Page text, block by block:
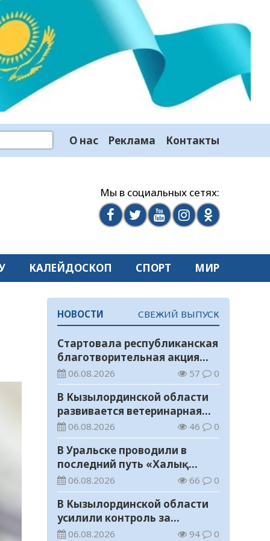
О нас Реклама Контакты
Мы в социальных сетях:
КАЛЕЙДОСКОП СПОРТ МИР
НОВОСТИ СВЕЖИЙ ВЫПУСК
Стартовала республиканская
благотворительная акция
«Дорога в школу»
06.08.2026 57 0
В Кызылординской области
развивается ветеринарная
отрасль
06.08.2026 46 0
В Уральске проводили в
последний путь «Халық
Қаһарманы» Ивана
Степановича Гапича
06.08.2026 66 0
В Кызылординской области
усилили контроль за
финансовой дисциплиной
06.08.2026 94 0